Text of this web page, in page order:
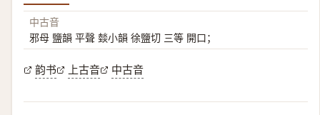
中古音
邪母 鹽韻 平聲 燅小韻 徐鹽切 三等 開口；
韵书 上古音 中古音